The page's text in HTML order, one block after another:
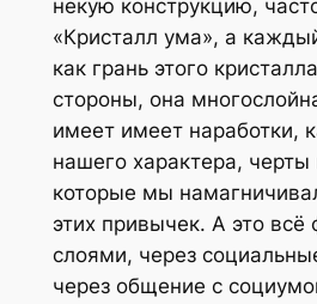
некую кон­струк­цию,
«Кри­сталл ума», а
как грань это­го
сто­ро­ны, она
име­ет име­ет нара­бот­ки,
наше­го харак­те­ра,
кото­рые мы
этих при­вы­чек. А это
сло­я­ми, через
через обще­ние с